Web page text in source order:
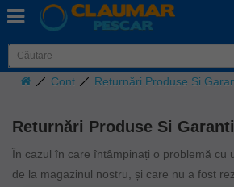
Cont Returnări Produse Si
Returnări Produse Si
În cazul în care întâmpinați o problemă cu
de la magazinul nostru, și care nu a fost